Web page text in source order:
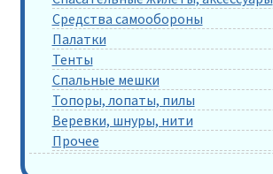
Средства самообороны
Палатки
Тенты
Спальные мешки
Топоры, лопаты, пилы
Веревки, шнуры, нити
Прочее